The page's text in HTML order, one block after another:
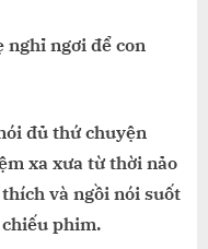
nghỉ ngơi để con
đủ thứ chuyện
xa xưa từ thời nảo
và ngồi nói suốt
phim.